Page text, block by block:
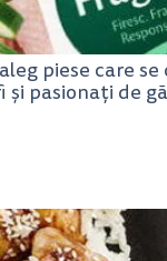
piese care
pasionați de